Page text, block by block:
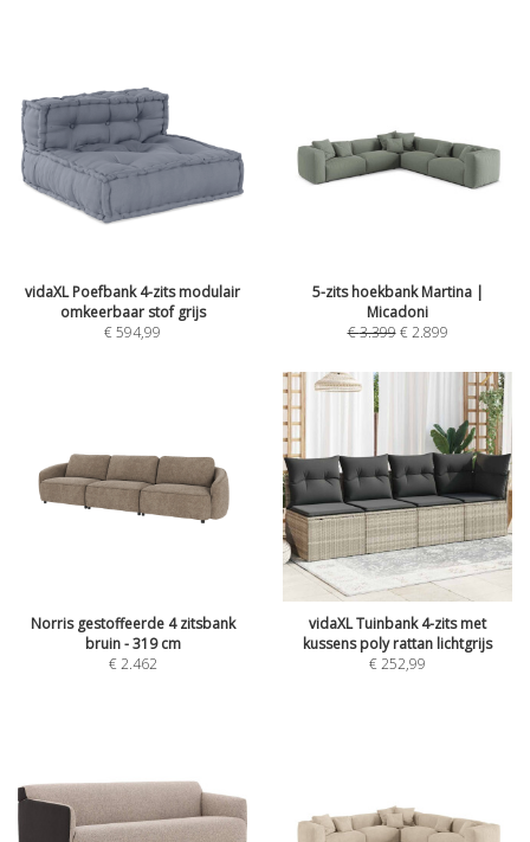
vidaXL Poefbank 4-zits modulair
omkeerbaar stof grijs
€594,99
5-zits hoekbank Martina |
Micadoni
€3.399 €2.899
Norris gestoffeerde 4 zitsbank
bruin - 319 cm
€2.462
vidaXL Tuinbank 4-zits met
kussens poly rattan lichtgrijs
€252,99